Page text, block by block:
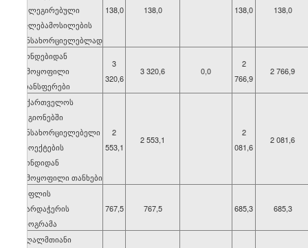
დელეგირებული
უფლებამოსილების
განსახორციელებლად
138,0 138,0 138,0 138,0
ფონდებიდან
გამოყოფილი
ტრანსფერები
3
320,6
3 320,6 0,0
2
766,9
2 766,9
საქართველოს
რეგიონებში
განსახორციელებელი
პროექტების
ფონდიდან
გამოყოფილი თანხები
2
553,1
2 553,1
2
081,6
2 081,6
სოფლის
მხარდაჭერის
პროგრამა
767,5 767,5 685,3 685,3
მაღალმთიანი